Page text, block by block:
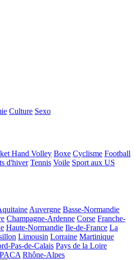
Culture Sexo
Hand Volley Boxe Cyclisme Football
d'hiver Tennis Voile Sport aux US
Auvergne Basse-Normandie
Champagne-Ardenne Corse Franche-
Haute-Normandie Ile-de-France La
Limousin Lorraine Martinique
Pas-de-Calais Pays de la Loire
PACA Rhône-Alpes